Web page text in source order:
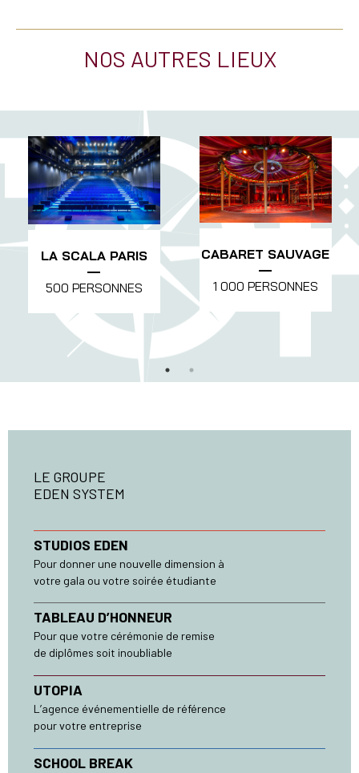
NOS AUTRES LIEUX
LA SCALA PARIS
500 PERSONNES
CABARET SAUVAGE
1 000 PERSONNES
LE GROUPE
EDEN SYSTEM
STUDIOS EDEN
Pour donner une nouvelle dimension à
votre gala ou votre soirée étudiante
TABLEAU D’HONNEUR
Pour que votre cérémonie de remise
de diplômes soit inoubliable
UTOPIA
L’agence événementielle de référence
pour votre entreprise
SCHOOL BREAK